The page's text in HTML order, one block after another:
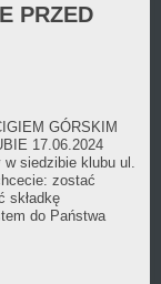
PRZED
GÓRSKIM
17.06.2024
w siedzibie klubu ul.
zostać
składkę
do Państwa